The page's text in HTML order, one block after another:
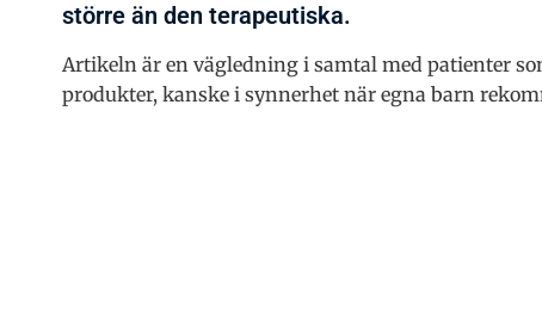
större än den terapeutiska.
Artikeln är en vägledning i samtal med patienter
produkter, kanske i synnerhet när egna barn